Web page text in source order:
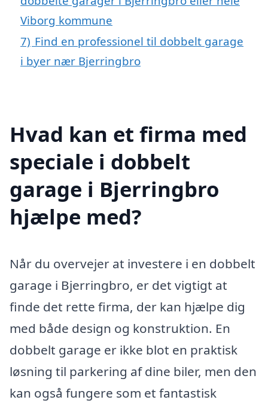
Viborg kommune
7) Find en professionel til dobbelt garage
i byer nær Bjerringbro
Hvad kan et firma med
speciale i dobbelt
garage i Bjerringbro
hjælpe med?
Når du overvejer at investere i en dobbelt
garage i Bjerringbro, er det vigtigt at
finde det rette firma, der kan hjælpe dig
med både design og konstruktion. En
dobbelt garage er ikke blot en praktisk
løsning til parkering af dine biler, men den
kan også fungere som et fantastisk